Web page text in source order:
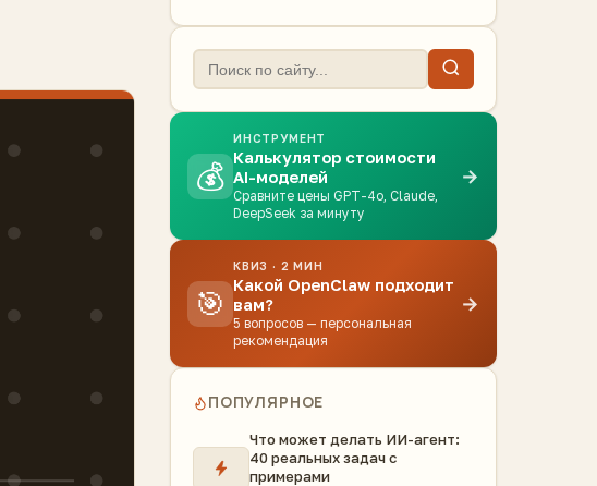
💰
ИНСТРУМЕНТ
Калькулятор стоимости
AI-моделей
Сравните цены GPT-4o, Claude,
DeepSeek за минуту
→
🎯
КВИЗ · 2 МИН
Какой OpenClaw подходит
вам?
5 вопросов — персональная
рекомендация
→
ПОПУЛЯРНОЕ
Что может делать ИИ-агент:
40 реальных задач с
примерами